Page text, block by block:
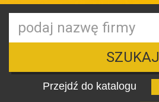
SZUKAJ
Przejdź do katalogu